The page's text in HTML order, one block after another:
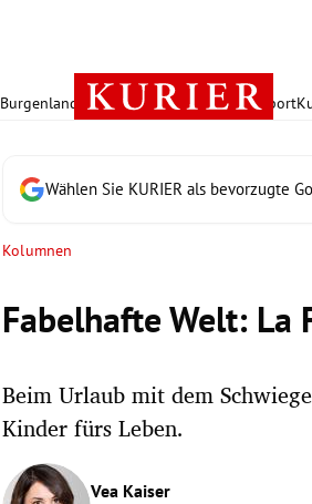
Burgenland Österreich PolitikWirtschaft Sport
Wählen Sie KURIER als bevorzugte
Kolumnen
Fabelhafte Welt: La
Beim Urlaub mit dem
Kinder fürs Leben.
Vea Kaiser